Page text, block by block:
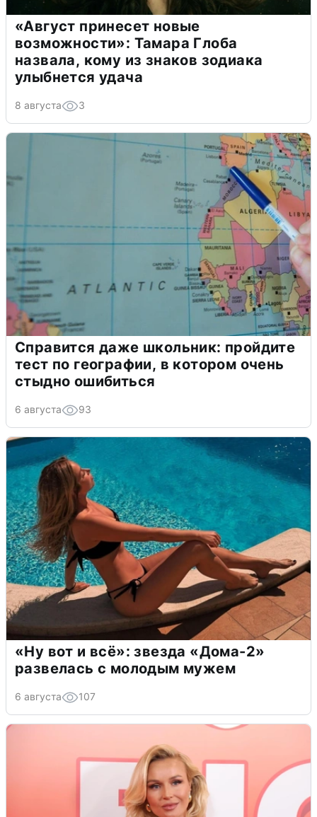
«Август принесет новые
возможности»: Тамара Глоба
назвала, кому из знаков зодиака
улыбнется удача
8 августа 3
Справится даже школьник: пройдите
тест по географии, в котором очень
стыдно ошибиться
6 августа 93
«Ну вот и всё»: звезда «Дома-2»
развелась с молодым мужем
6 августа 107